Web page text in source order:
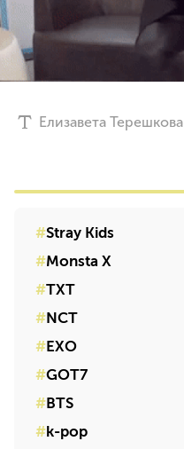
Елизавета Терешкова
Stray Kids
Monsta X
TXT
NCT
EXO
GOT7
BTS
k-pop